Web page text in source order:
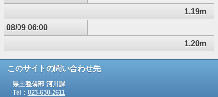
1.19m
08/09 06:00
1.20m
このサイトの問い合わせ先
県土整備部 河川課
Tel： 023-630-2611